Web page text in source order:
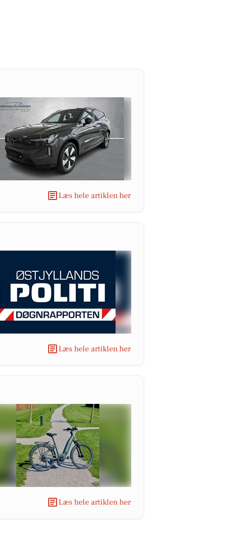
Læs hele artiklen her
Læs hele artiklen her
Læs hele artiklen her